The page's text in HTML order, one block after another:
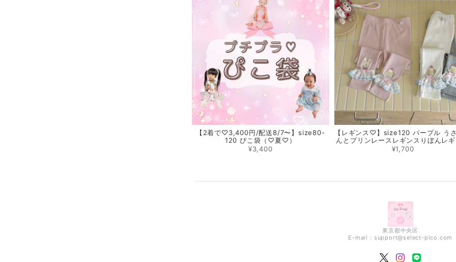
【2着で♡3,400円/配送8/7〜】size80-
120 ぴこ袋（♡夏♡）
¥3,400
【レギンス♡】size120 パープル う
んとプリンレースレギンスりぼんレ
¥1,700
東京都中央区
E-mail： support@select-pico.com